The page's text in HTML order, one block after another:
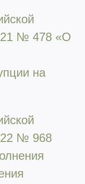
№ 478 «О
на
№ 968